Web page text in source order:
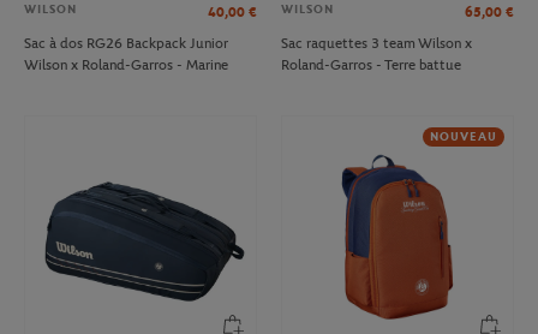
WILSON 40,00 €
Sac à dos RG26 Backpack Junior
Wilson x Roland-Garros - Marine
WILSON 65,00 €
Sac raquettes 3 team Wilson x
Roland-Garros - Terre battue
NOUVEAU